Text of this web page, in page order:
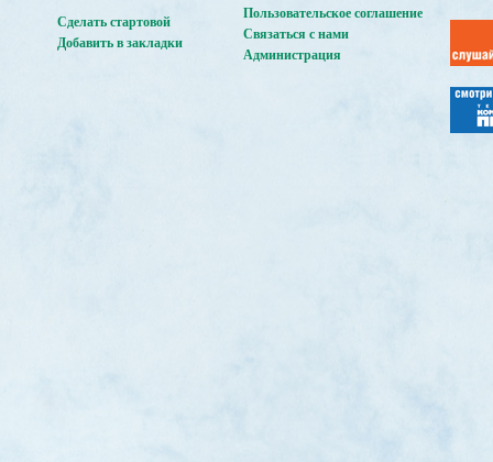
Сделать стартовой
Добавить в закладки
Пользовательское соглашение
Связаться с нами
Администрация